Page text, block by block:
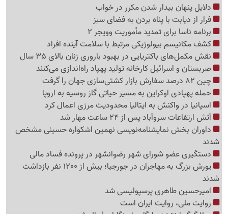
دلایل پنهان بیدار شدن مکرر در خواب
فرار از دیابت با پناه بردن به فضای سبز
برنامه ناسا برای تمدید مأموریت وویجر 2
کشف مکانیسم بیولوژیکی مرتبط با سلامت آینده افراد
نقش مکمل‌های باکتریایی در بهبود باروری زنان بالای 35 سال
صربستان و اسرائیل کارخانه تولید پهپاد راه‌اندازی می‌کنند
چین 82 درصد سفارش بازار کشتی‌سازی جهان را گرفت
حمله پهپادی اوکراین به مسیر حیاتی گاز روسیه به اروپا
اسپانیا در واکنش به ایتالیا محدودیت مرزی اعمال کرد
آتش ارتفاعات سروآباد پس از 24 ساعت مهار شد
داوران بخش نمایشنامه‌نویسی نهمین اشکواره حسینی مشخص
شدند
دستگیری عضو شورای شهر رضوانشهر در پرونده فساد مالی
یورش بزرگ به مهاجران در جورجیا؛ بیش از 1200 نفر بازداشت
شدند
امیرحسین طاهری پرسپولیسی شد
روایت ملی، روایت ایران است